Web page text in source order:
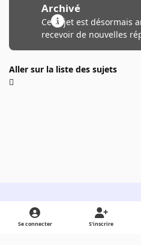
Archivé
Ce sujet est désormais
recevoir de nouvelles
Aller sur la liste des sujets
Light ModeDark ModeSystem Preference
Se connecter S’inscrire